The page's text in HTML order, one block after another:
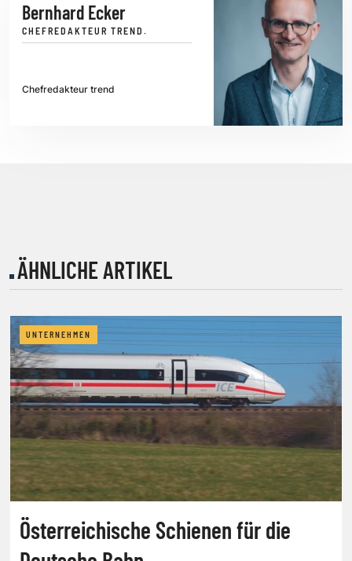
Bernhard Ecker
CHEFREDAKTEUR TREND.
Chefredakteur trend
ÄHNLICHE ARTIKEL
UNTERNEHMEN
Österreichische Schienen für die